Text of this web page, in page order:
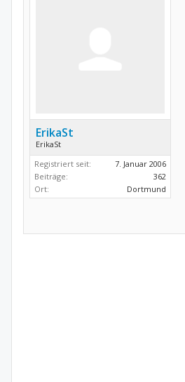
ErikaSt
ErikaSt
Registriert seit:
7. Januar 2006
Beiträge:
362
Ort:
Dortmund